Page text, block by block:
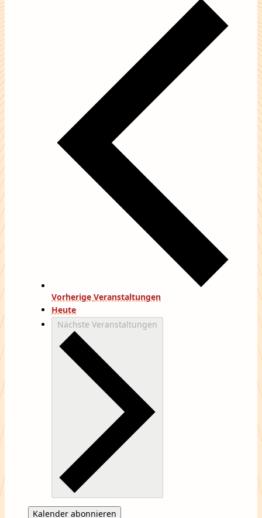
Vorherige Veranstaltungen
Heute
Nächste Veranstaltungen
Kalender abonnieren